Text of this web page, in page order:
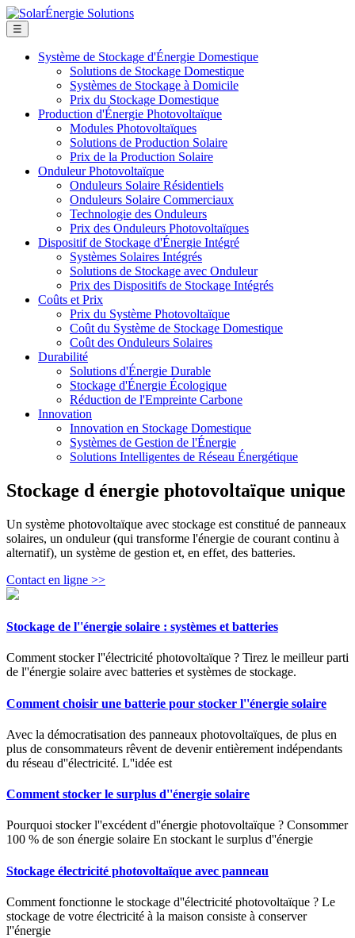
☰
Système de Stockage d'Énergie Domestique
Solutions de Stockage Domestique
Systèmes de Stockage à Domicile
Prix du Stockage Domestique
Production d'Énergie Photovoltaïque
Modules Photovoltaïques
Solutions de Production Solaire
Prix de la Production Solaire
Onduleur Photovoltaïque
Onduleurs Solaire Résidentiels
Onduleurs Solaire Commerciaux
Technologie des Onduleurs
Prix des Onduleurs Photovoltaïques
Dispositif de Stockage d'Énergie Intégré
Systèmes Solaires Intégrés
Solutions de Stockage avec Onduleur
Prix des Dispositifs de Stockage Intégrés
Coûts et Prix
Prix du Système Photovoltaïque
Coût du Système de Stockage Domestique
Coût des Onduleurs Solaires
Durabilité
Solutions d'Énergie Durable
Stockage d'Énergie Écologique
Réduction de l'Empreinte Carbone
Innovation
Innovation en Stockage Domestique
Systèmes de Gestion de l'Énergie
Solutions Intelligentes de Réseau Énergétique
Stockage d énergie photovoltaïque unique
Un système photovoltaïque avec stockage est constitué de panneaux
solaires, un onduleur (qui transforme l'énergie de courant continu à
alternatif), un système de gestion et, en effet, des batteries.
Contact en ligne >>
Stockage de l''énergie solaire : systèmes et batteries
Comment stocker l''électricité photovoltaïque ? Tirez le meilleur parti
de l''énergie solaire avec batteries et systèmes de stockage.
Comment choisir une batterie pour stocker l''énergie solaire
Avec la démocratisation des panneaux photovoltaïques, de plus en
plus de consommateurs rêvent de devenir entièrement indépendants
du réseau d''électricité. L''idée est
Comment stocker le surplus d''énergie solaire
Pourquoi stocker l''excédent d''énergie photovoltaïque ? Consommer
100 % de son énergie solaire En stockant le surplus d''énergie
Stockage électricité photovoltaïque avec panneau
Comment fonctionne le stockage d''électricité photovoltaïque ? Le
stockage de votre électricité à la maison consiste à conserver
l''énergie